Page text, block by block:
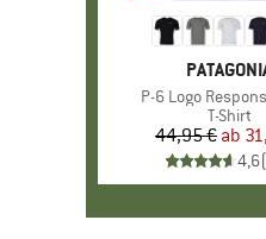
MARKE
Artikel
P-6 Logo
T-Shirt
44,95 € ab
4,6(